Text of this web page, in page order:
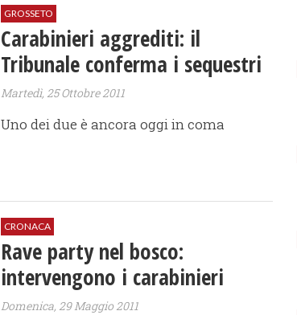
GROSSETO
Carabinieri aggrediti: il
Tribunale conferma i sequestri
Martedì, 25 Ottobre 2011
Uno dei due è ancora oggi in coma
CRONACA
Rave party nel bosco:
intervengono i carabinieri
Domenica, 29 Maggio 2011